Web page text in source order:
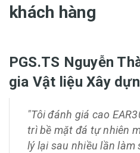
khách hàng
PGS.TS Nguyễn
gia Vật liệu Xây
"Tôi đánh giá cao
trì bề mặt đá tự nhiên
lý lại sau nhiều lần làm